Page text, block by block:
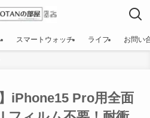
スマートウォッチ ライフ お問い
iPhone15 Pro用全面